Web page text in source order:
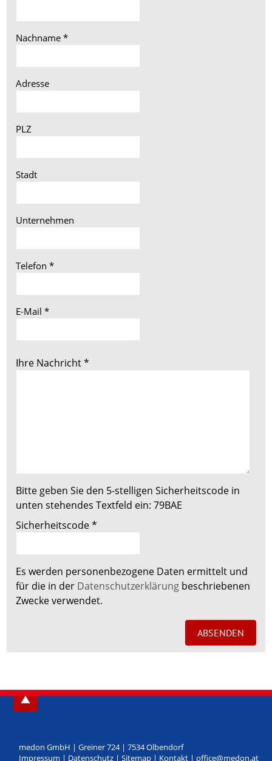
Nachname*
Adresse
PLZ
Stadt
Unternehmen
Telefon*
E-Mail*
Ihre Nachricht*
Bitte geben Sie den 5-stelligen Sicherheitscode in
unten stehendes Textfeld ein:79BAE
Sicherheitscode*
Es werden personenbezogene Daten ermittelt und
für die in der Datenschutzerklärung beschriebenen
Zwecke verwendet.
medon GmbH | Greiner 724| 7534Olbendorf
Impressum | Datenschutz| Sitemap| Kontakt| office@medon.at